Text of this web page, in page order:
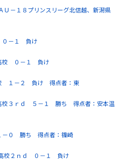
Ｕ－１８プリンスリーグ北信越、新潟県
－１ 負け
校 ０－１ 負け
１－２ 負け 得点者：東
校３ｒｄ ５－１ 勝ち 得点者：安本温
０ 勝ち 得点者：篠崎
校２ｎｄ ０－１ 負け